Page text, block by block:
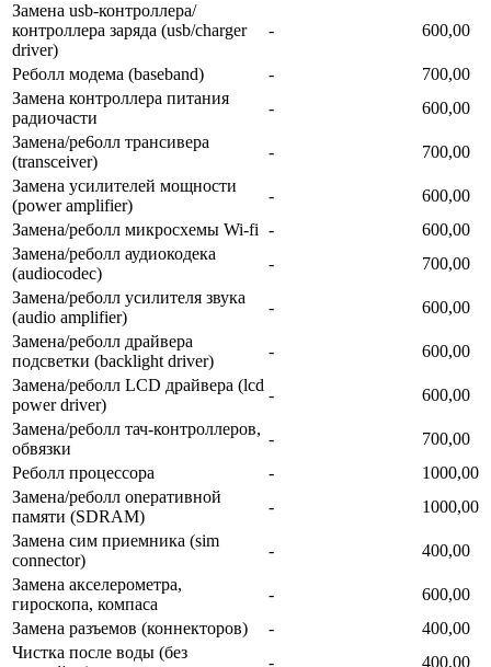
Замена usb-контроллерa/
контроллера заряда (usb/charger
driver)
- 600,00
Реболл модема (baseband) -
700,00
Замена контроллера питания
радиочасти
-
600,00
Замена/ре6олл трансивера
(transceiver)
-
700,00
Замена усилителей мощности
(power amplifier)
-
600,00
Замена/реболл микросхемы Wi-fi -
600,00
Замена/реболл аудиокодека
(audiocodec)
-
700,00
Замена/реболл усилителя звука
(audio amplifier)
-
600,00
Замена/реболл драйвера
подсветки (backlight driver)
-
600,00
Замена/реболл LCD драйвера (lcd
power driver)
-
600,00
Замена/реболл тач-контроллеров,
обвязки
-
700,00
Реболл процессора
-
1000,00
Замена/реболл onepaтивной
памяти (SDRAM)
-
1000,00
Замена сим приемника (sim
connector)
-
400,00
Замена акселерометра,
гироскопа, компаса
-
600,00
Замена разъемов (коннекторов)
-
400,00
Чистка после воды (без
- 400,00